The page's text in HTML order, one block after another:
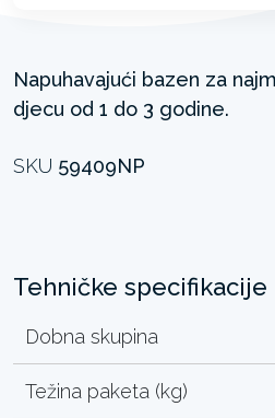
Napuhavajući bazen za
djecu od 1 do 3 godine.
SKU 59409NP
Tehničke specifikacije
Dobna skupina
Težina paketa (kg)